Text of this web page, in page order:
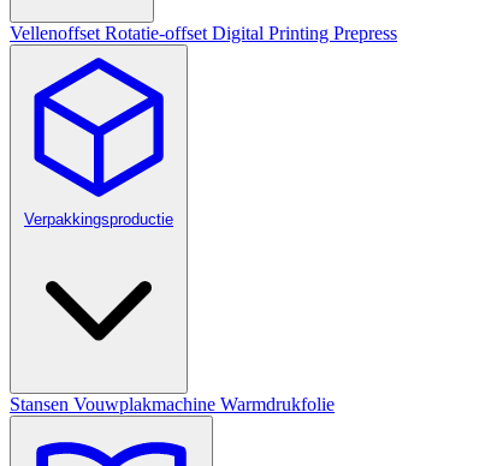
Vellenoffset Rotatie-offset Digital Printing Prepress
Verpakkingsproductie
Stansen Vouwplakmachine Warmdrukfolie